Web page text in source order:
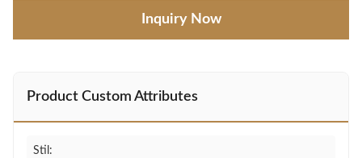
Inquiry Now
Product Custom Attributes
Stil: